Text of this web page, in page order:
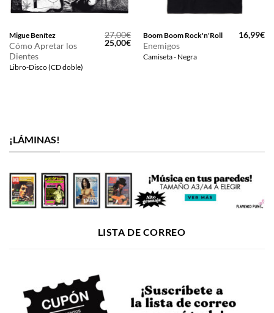
Migue Benítez
Cómo Apretar los
Dientes
Libro-Disco (CD doble)
27,00€
El
precio
25,00€El
precio
actual
Boom Boom Rock'n'Roll
Enemigos
Camiseta - Negra
16,99€
¡LÁMINAS!
LISTA DE CORREO